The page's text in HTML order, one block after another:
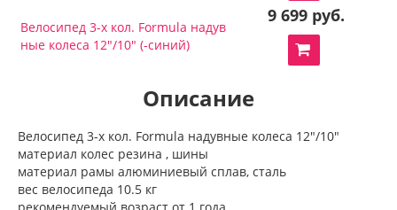
Велосипед 3-х кол. Formula надув
ные колеса 12"/10" (-синий)
9 699 руб.
Описание
Велосипед 3-х кол. Formula надувные колеса 12"/10"
материал колес резина , шины
материал рамы алюминиевый сплав, сталь
вес велосипеда 10.5 кг